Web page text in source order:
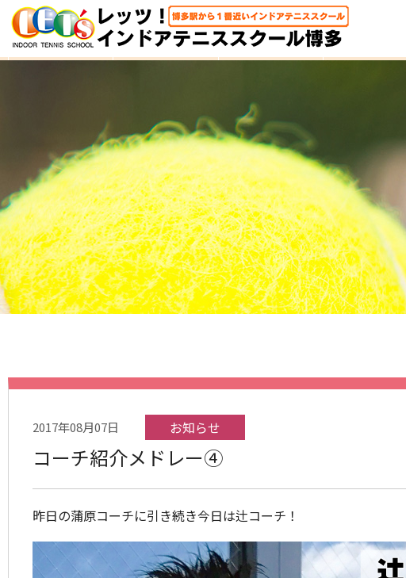
HOME 体験レッスン 大人クラス 子どもクラス
2017年08月07日 お知らせ
コーチ紹介メドレー④
昨日の蒲原コーチに引き続き今日は辻コーチ！